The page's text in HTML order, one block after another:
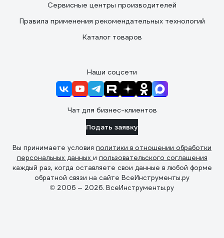
Сервисные центры производителей
Правила применения рекомендательных технологий
Каталог товаров
Наши соцсети
Чат для бизнес-клиентов
Подать заявку
Вы принимаете условия политики в отношении обработки
персональных данных и пользовательского соглашения
каждый раз, когда оставляете свои данные в любой форме
обратной связи на сайте ВсеИнструменты.ру
© 2006 — 2026. ВсеИнструменты.ру